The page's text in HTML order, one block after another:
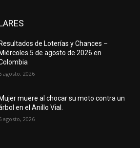
Resultados de Loterías y Chances –
Miércoles 5 de agosto de 2026 en
agosto, 2026
muere al chocar su moto contra un
en el Anillo Vial.
agosto, 2026